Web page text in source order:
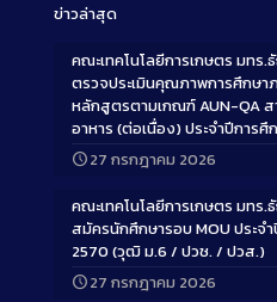
ข่าวล่าสุด
คณะเทคโนโลยีการเกษตร มทร.
ตรวจประเมินคุณภาพการศึกษา
หลักสูตรตามเกณฑ์ AUN-QA ส
อาหาร (ต่อเนื่อง) ประจำปีการศึ
27 กรกฎาคม 2026
คณะเทคโนโลยีการเกษตร มทร
สมัครนักศึกษารอบ MOU ประจ
2570 (วุฒิ ม.6 / ปวช. / ปวส.)
27 กรกฎาคม 2026